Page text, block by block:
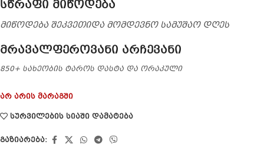
სწრაფი მიწოდება
მიწოდება შეკვეთიდა მომდევნო სამუშაო დღეს
მრავალფეროვანი არჩევანი
850+ სახეობის ტაროს დასტა და ორაკული
არ არის მარაგში
სურვილების სიაში დამატება
გაზიარება: